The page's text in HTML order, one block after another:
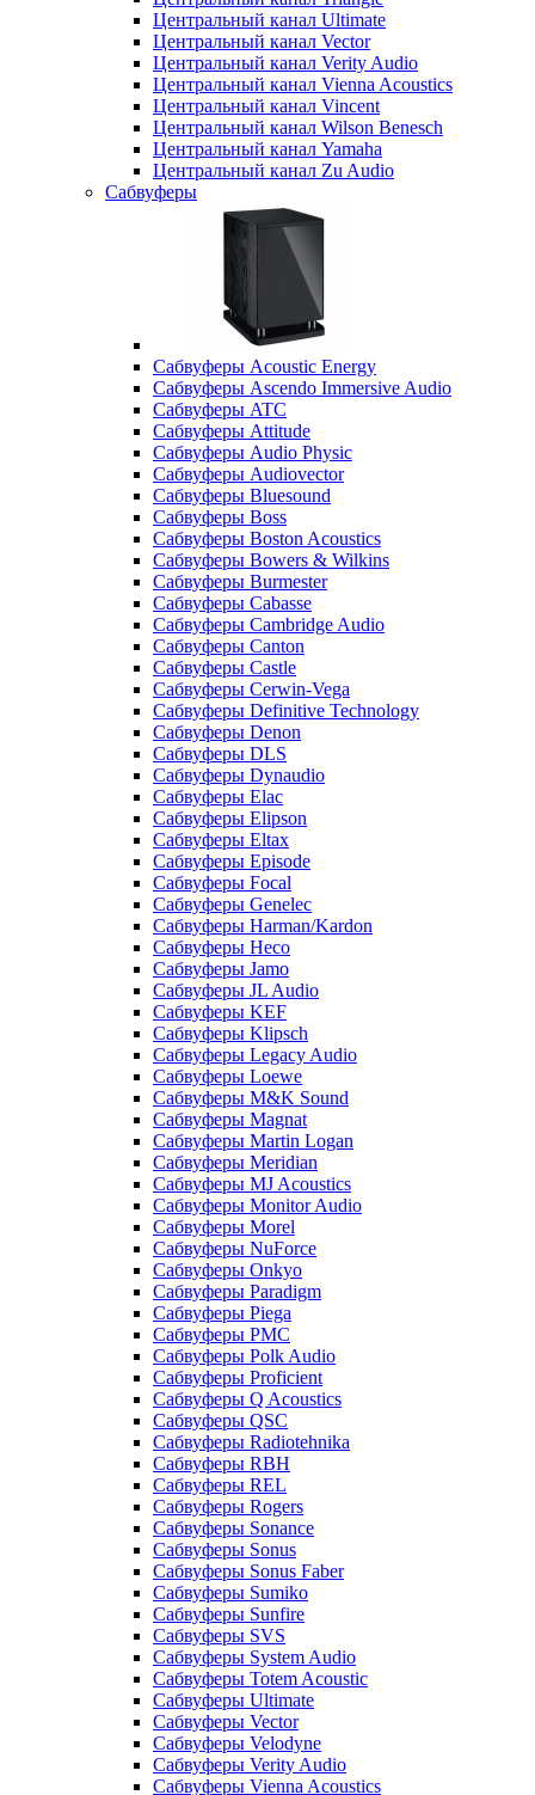
Центральный канал Ultimate
Центральный канал Vector
Центральный канал Verity Audio
Центральный канал Vienna Acoustics
Центральный канал Vincent
Центральный канал Wilson Benesch
Центральный канал Yamaha
Центральный канал Zu Audio
Сабвуферы
Сабвуферы Acoustic Energy
Сабвуферы Ascendo Immersive Audio
Сабвуферы ATC
Сабвуферы Attitude
Сабвуферы Audio Physic
Сабвуферы Audiovector
Сабвуферы Bluesound
Сабвуферы Boss
Сабвуферы Boston Acoustics
Сабвуферы Bowers & Wilkins
Сабвуферы Burmester
Сабвуферы Cabasse
Сабвуферы Cambridge Audio
Сабвуферы Canton
Сабвуферы Castle
Сабвуферы Cerwin-Vega
Сабвуферы Definitive Technology
Сабвуферы Denon
Сабвуферы DLS
Сабвуферы Dynaudio
Сабвуферы Elac
Сабвуферы Elipson
Сабвуферы Eltax
Сабвуферы Episode
Сабвуферы Focal
Сабвуферы Genelec
Сабвуферы Harman/Kardon
Сабвуферы Heco
Сабвуферы Jamo
Сабвуферы JL Audio
Сабвуферы KEF
Сабвуферы Klipsch
Сабвуферы Legacy Audio
Сабвуферы Loewe
Сабвуферы M&K Sound
Сабвуферы Magnat
Сабвуферы Martin Logan
Сабвуферы Meridian
Сабвуферы MJ Acoustics
Сабвуферы Monitor Audio
Сабвуферы Morel
Сабвуферы NuForce
Сабвуферы Onkyo
Сабвуферы Paradigm
Сабвуферы Piega
Сабвуферы PMC
Сабвуферы Polk Audio
Сабвуферы Proficient
Сабвуферы Q Acoustics
Сабвуферы QSC
Сабвуферы Radiotehnika
Сабвуферы RBH
Сабвуферы REL
Сабвуферы Rogers
Сабвуферы Sonance
Сабвуферы Sonus
Сабвуферы Sonus Faber
Сабвуферы Sumiko
Сабвуферы Sunfire
Сабвуферы SVS
Сабвуферы System Audio
Сабвуферы Totem Acoustic
Сабвуферы Ultimate
Сабвуферы Vector
Сабвуферы Velodyne
Сабвуферы Verity Audio
Сабвуферы Vienna Acoustics